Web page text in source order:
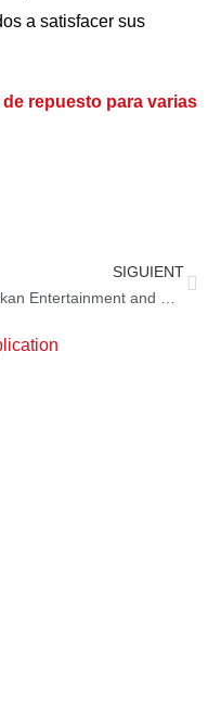
a satisfacer sus
repuesto para varias
SIGUIENT
Balkan Entertainment and Gaming Expo (BEGE) 2023 la se acerca